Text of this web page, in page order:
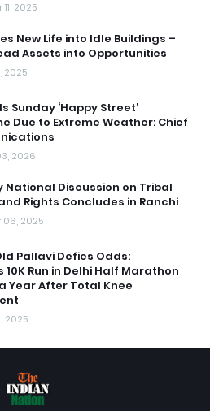
2025
New Life into Idle Buildings –
Assets into Opportunities
2025
Sunday ‘Happy Street’
Due to Extreme Weather: Chief
2026
National Discussion on Tribal
Rights Concludes in Ranchi
06, 2025
Pallavi Defies Odds:
10K Run in Delhi Half Marathon
Year After Total Knee
2025